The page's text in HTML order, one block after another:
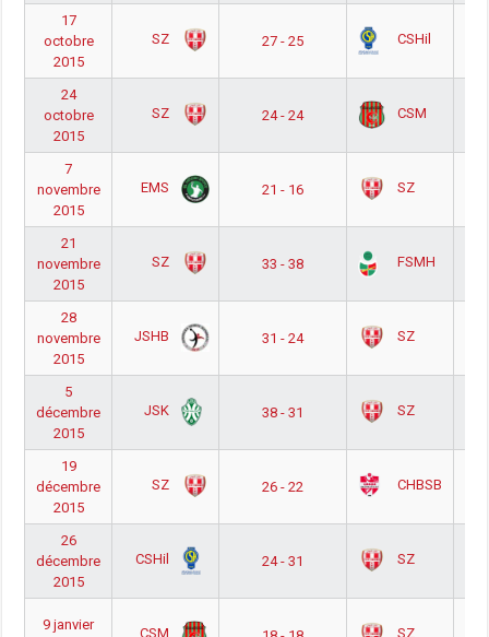
17
octobre
2015
SZ 27 - 25 CSHil
24
octobre
2015
SZ 24 - 24 CSM
7
novembre
2015
EMS 21 - 16 SZ
21
novembre
2015
SZ 33 - 38 FSMH
28
novembre
2015
JSHB 31 - 24 SZ
5
décembre
2015
JSK 38 - 31 SZ
19
décembre
2015
SZ 26 - 22 CHBSB
26
décembre
2015
CSHil 24 - 31 SZ
9 janvier
CSM SZ